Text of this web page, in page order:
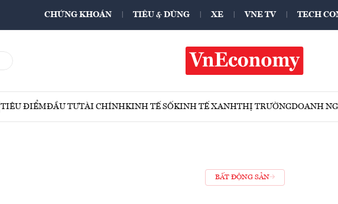
CHỨNG KHOÁN TIÊU & DÙNG XE VNE TV TECH
TIÊU ĐIỂMĐẦU TƯTÀI CHÍNHKINH TẾ SỐKINH TẾ XANHTHỊ TRƯỜNGDOANH
BẤT ĐỘNG SẢN